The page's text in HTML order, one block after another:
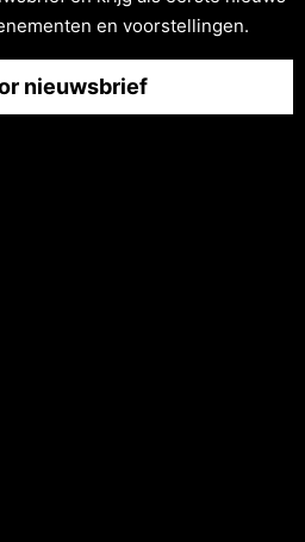
en voorstellingen.
nieuwsbrief